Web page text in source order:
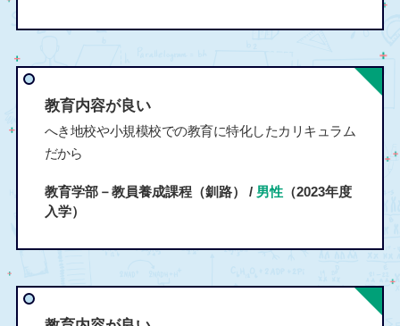
教育内容が良い
へき地校や小規模校での教育に特化したカリキュラム
だから
教育学部－教員養成課程（釧路） / 男性（2023年度
入学）